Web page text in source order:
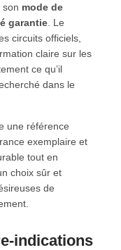
son mode de
garantie . Le
circuits officiels,
claire sur les
ce qu’il
dans le
une référence
exemplaire et
tout en
choix sûr et
de
indications